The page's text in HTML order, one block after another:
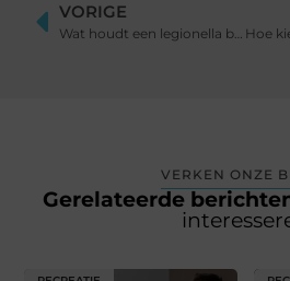
VORIGE
Wat houdt een legionella beheersplan in en waarom is het essentieel?
VERKEN ONZE
Gerelateerde